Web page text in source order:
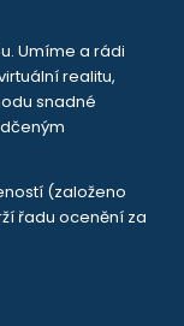
Umíme a rádi
realitu,
snadné
(založeno
řadu ocenění za